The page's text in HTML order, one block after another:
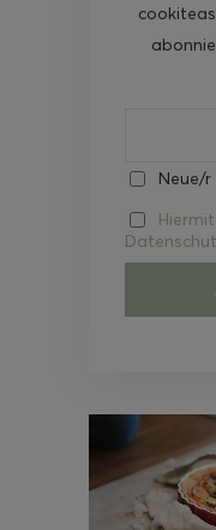
Neue/
Video-